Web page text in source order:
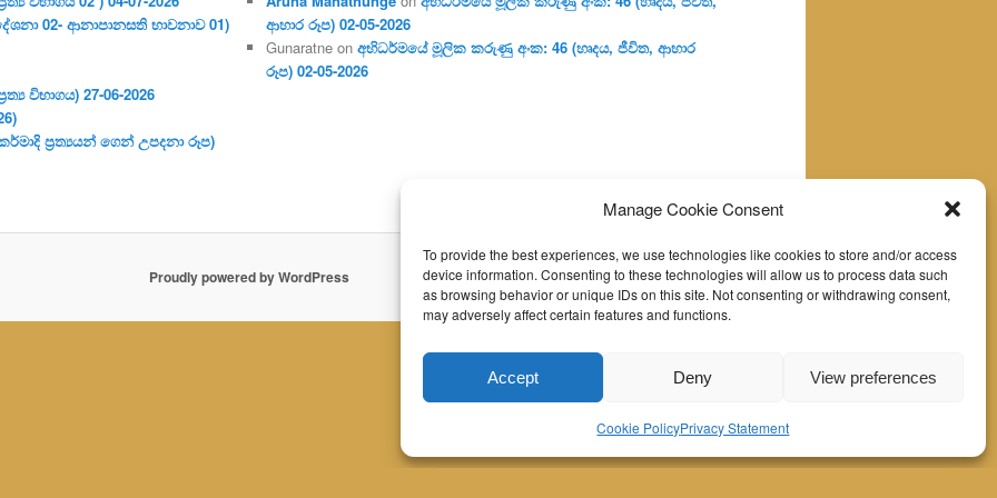
Manage Cookie Consent
To provide the best experiences, we use technologies like cookies to store and/or access
device information. Consenting to these technologies will allow us to process data such
as browsing behavior or unique IDs on this site. Not consenting or withdrawing consent,
may adversely affect certain features and functions.
Accept Deny View preferences
Cookie PolicyPrivacy Statement
02- ආනාපානසති භාවනාව 01)
විභාගය) 27-06-2026
ප්‍ර‍ත්‍යයන් ගෙන් උපදනා රූප)
ආහාර රූප) 02-05-2026
Gunaratne onඅභිධර්මයේ මූලික කරුණු අංක: 46 (හෘදය, ජීවිත, ආහාර
රූප) 02-05-2026
Proudly powered by WordPress